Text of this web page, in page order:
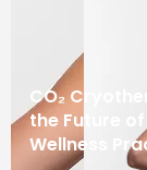
CO₂
the Future of
Wellness